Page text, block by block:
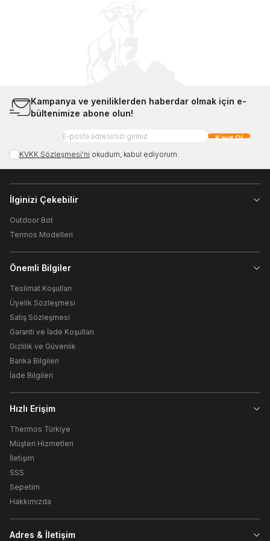
Kampanya ve yeniliklerden haberdar olmak için e-
bültenimize abone olun!
Kayıt Ol
KVKK Sözleşmesi'ni okudum, kabul ediyorum.
İlginizi Çekebilir
Outdoor Bot
Termos Modelleri
Önemli Bilgiler
Teslimat Koşulları
Üyelik Sözleşmesi
Satış Sözleşmesi
Garanti ve İade Koşulları
Gizlilik ve Güvenlik
Banka Bilgileri
İade Bilgileri
Hızlı Erişim
Thermos Türkiye
Müşteri Hizmetleri
İletişim
SSS
Sepetim
Hakkımızda
Adres & İletişim